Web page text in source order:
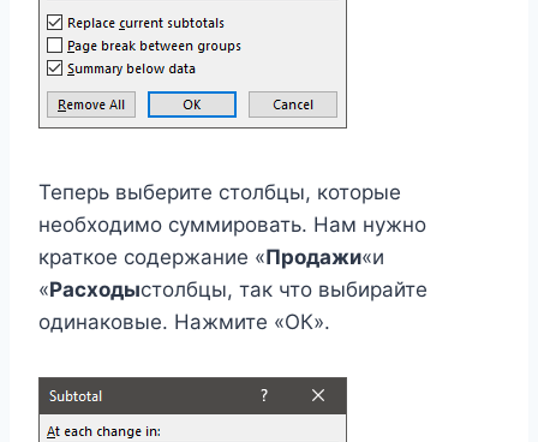
Теперь выберите столбцы, которые
необходимо суммировать. Нам нужно
краткое содержание «Продажи«и
«Расходыстолбцы, так что выбирайте
одинаковые. Нажмите «ОК».